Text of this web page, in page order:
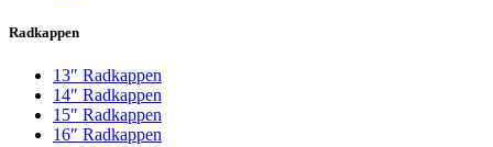
Radkappen
13″ Radkappen
14″ Radkappen
15″ Radkappen
16″ Radkappen